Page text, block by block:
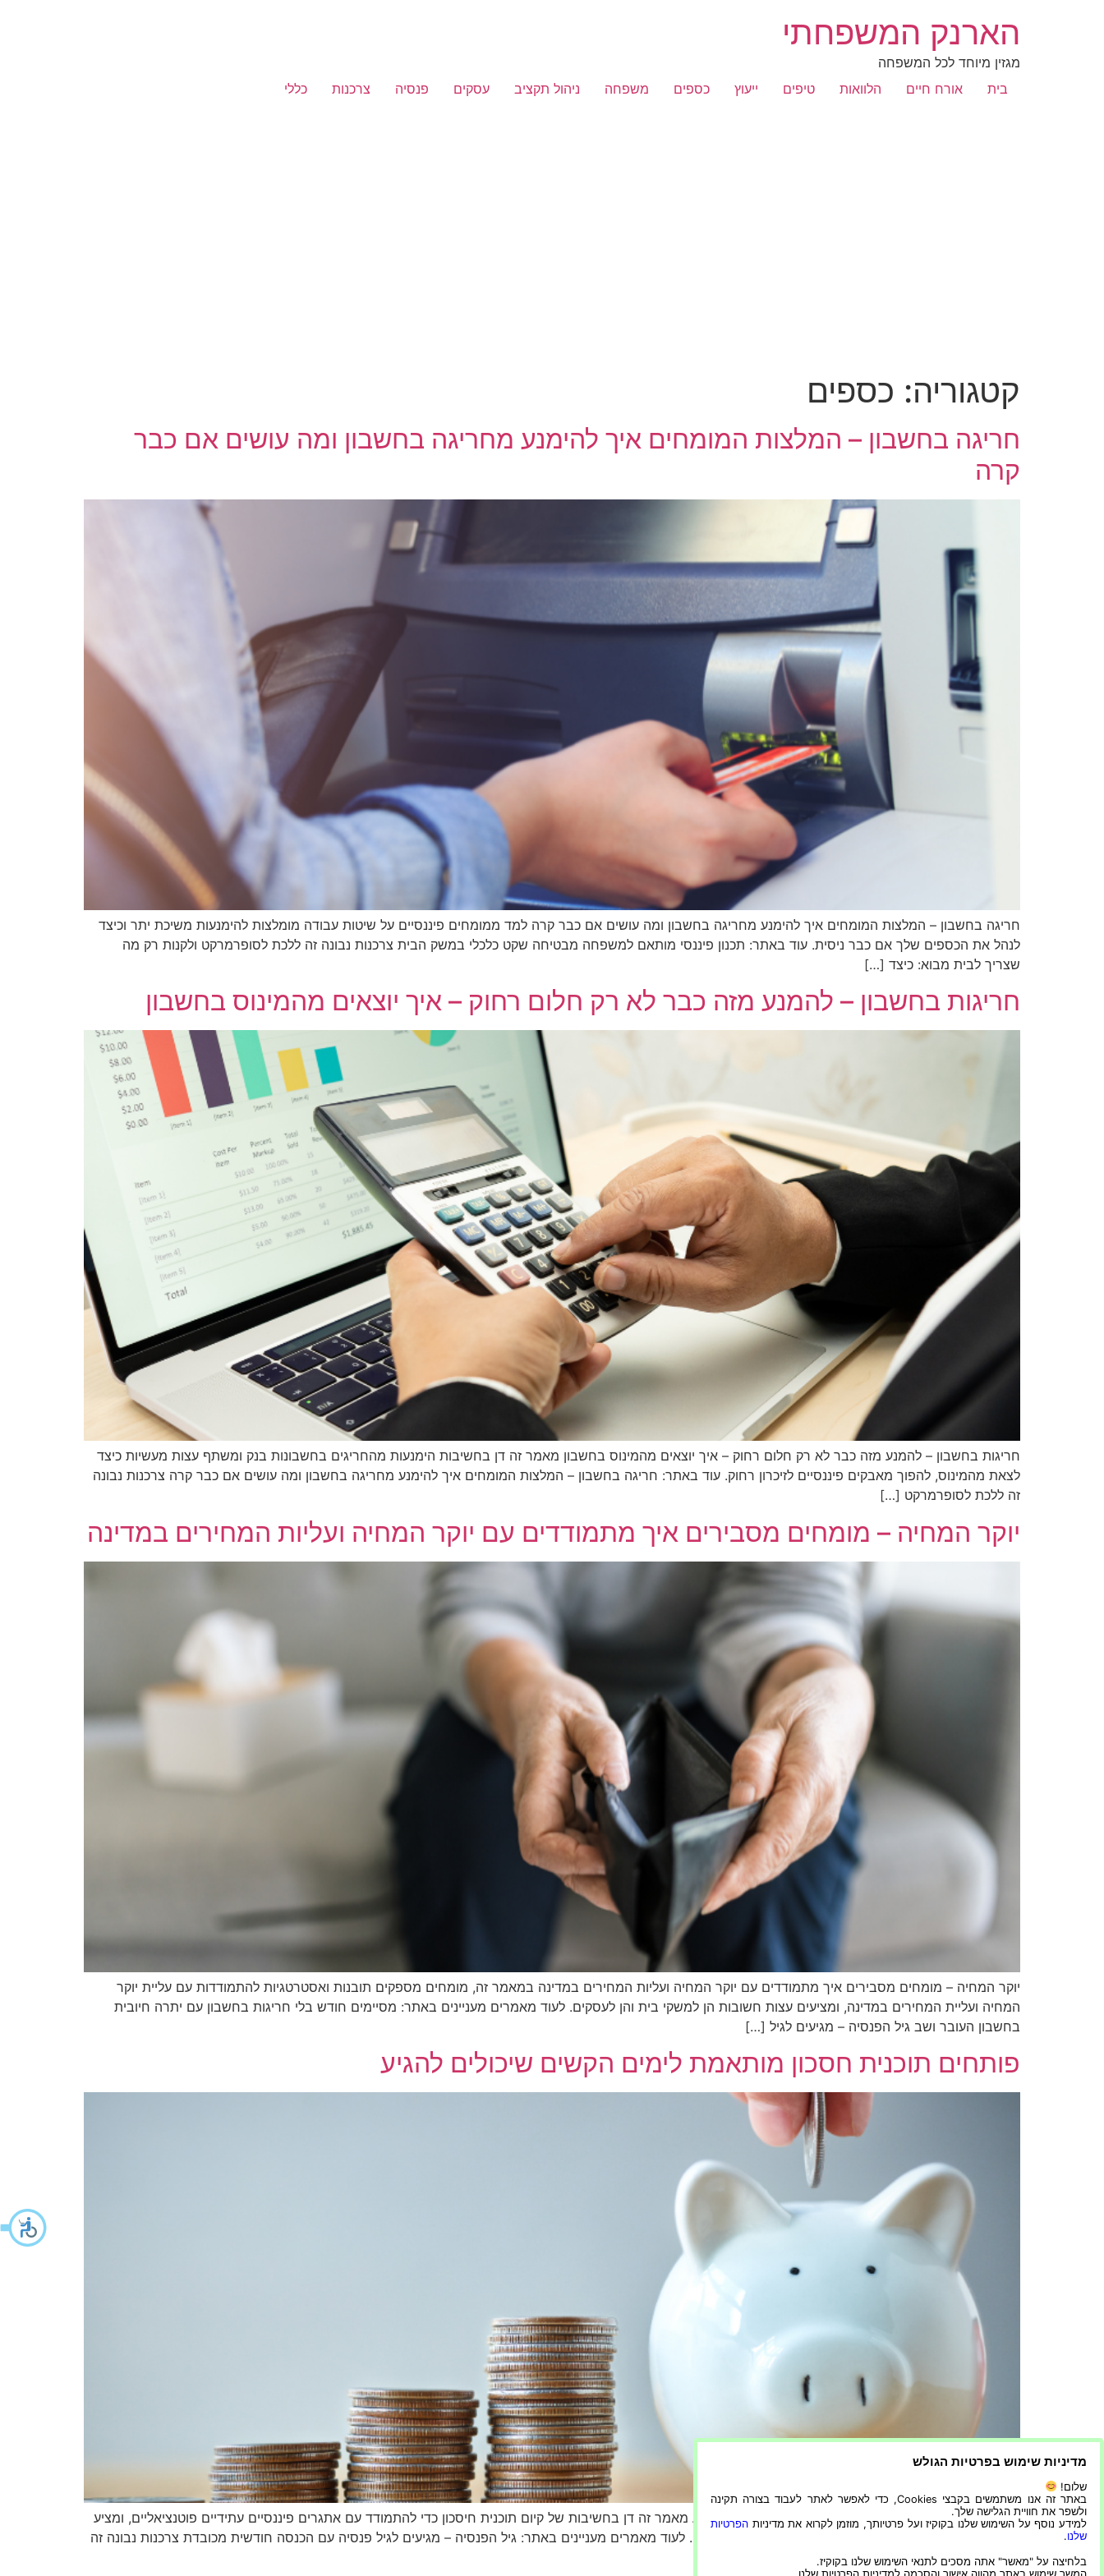
הארנק המשפחתי
מגזין מיוחד לכל המשפחה
בית
אורח חיים הלוואות טיפים ייעוץ כספים משפחה ניהול תקציב עסקים פנסיה צרכנות כללי
קטגוריה: כספים
חריגה בחשבון – המלצות המומחים איך להימנע מחריגה בחשבון ומה עושים אם כבר
קרה
חריגה בחשבון – המלצות המומחים איך להימנע מחריגה בחשבון ומה עושים אם כבר קרה למד ממומחים פיננסיים על שיטות עבודה מומלצות להימנעות משיכת יתר וכיצד
לנהל את הכספים שלך אם כבר ניסית. עוד באתר: תכנון פיננסי מותאם למשפחה מבטיחה שקט כלכלי במשק הבית צרכנות נבונה זה ללכת לסופרמרקט ולקנות רק מה
שצריך לבית מבוא: כיצד […]
חריגות בחשבון – להמנע מזה כבר לא רק חלום רחוק – איך יוצאים מהמינוס בחשבון
חריגות בחשבון – להמנע מזה כבר לא רק חלום רחוק – איך יוצאים מהמינוס בחשבון מאמר זה דן בחשיבות הימנעות מהחריגים בחשבונות בנק ומשתף עצות מעשיות כיצד
לצאת מהמינוס, להפוך מאבקים פיננסיים לזיכרון רחוק. עוד באתר: חריגה בחשבון – המלצות המומחים איך להימנע מחריגה בחשבון ומה עושים אם כבר קרה צרכנות נבונה
זה ללכת לסופרמרקט […]
יוקר המחיה – מומחים מסבירים איך מתמודדים עם יוקר המחיה ועליות המחירים במדינה
יוקר המחיה – מומחים מסבירים איך מתמודדים עם יוקר המחיה ועליות המחירים במדינה במאמר זה, מומחים מספקים תובנות ואסטרטגיות להתמודדות עם עליית יוקר
המחיה ועליית המחירים במדינה, ומציעים עצות חשובות הן למשקי בית והן לעסקים. לעוד מאמרים מעניינים באתר: מסיימים חודש בלי חריגות בחשבון עם יתרה חיובית
בחשבון העובר ושב גיל הפנסיה – מגיעים לגיל […]
פותחים תוכנית חסכון מותאמת לימים הקשים שיכולים להגיע
פותחים תוכנית חסכון מותאמת לימים הקשים שיכולים להגיע מאמר זה דן בחשיבות של קיום תוכנית חיסכון כדי להתמודד עם אתגרים פיננסיים עתידיים פוטנציאליים, ומציע
עצות מעשיות כיצד ליצור תוכנית המותאמת לצרכים האישיים. לעוד מאמרים מעניינים באתר: גיל הפנסיה – מגיעים לגיל פנסיה עם הכנסה חודשית מכובדת צרכנות נבונה זה
ללכת לסופרמרקט ולקנות רק מה שצריך […]
מדיניות שימוש בפרטיות הגולש
שלום!
באתר זה אנו משתמשים בקבצי Cookies, כדי לאפשר לאתר לעבוד בצורה תקינה
ולשפר את חוויית הגלישה שלך.
למידע נוסף על השימוש שלנו בקוקיז ועל פרטיותך, מוזמן לקרוא את מדיניות הפרטיות
שלנו.
בלחיצה על "מאשר" אתה מסכים לתנאי השימוש שלנו בקוקיז.